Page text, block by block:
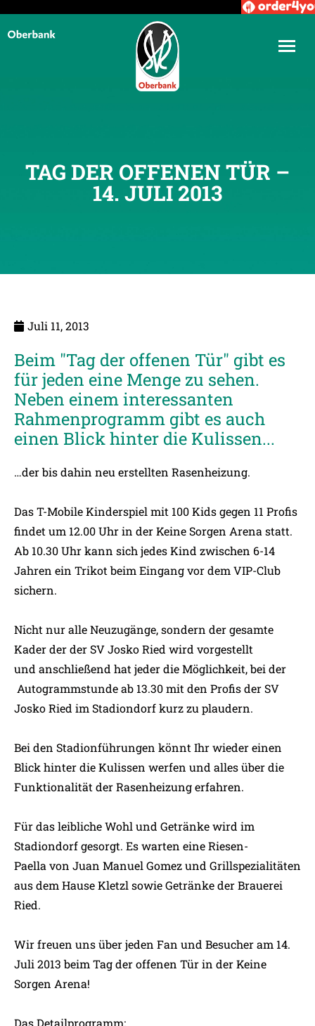
TAG DER OFFENEN TÜR –
14. JULI 2013
Juli 11, 2013
Beim "Tag der offenen Tür" gibt es
für jeden eine Menge zu sehen.
Neben einem interessanten
Rahmenprogramm gibt es auch
einen Blick hinter die Kulissen...
…der bis dahin neu erstellten Rasenheizung.
Das T-Mobile Kinderspiel mit 100 Kids gegen 11 Profis
findet um 12.00 Uhr in der Keine Sorgen Arena statt.
Ab 10.30 Uhr kann sich jedes Kind zwischen 6-14
Jahren ein Trikot beim Eingang vor dem VIP-Club
sichern.
Nicht nur alle Neuzugänge, sondern der gesamte
Kader der der SV Josko Ried wird vorgestellt
und anschließend hat jeder die Möglichkeit, bei der
Autogrammstunde ab 13.30 mit den Profis der SV
Josko Ried im Stadiondorf kurz zu plaudern.
Bei den Stadionführungen könnt Ihr wieder einen
Blick hinter die Kulissen werfen und alles über die
Funktionalität der Rasenheizung erfahren.
Für das leibliche Wohl und Getränke wird im
Stadiondorf gesorgt. Es warten eine Riesen-
Paella von Juan Manuel Gomez und Grillspezialitäten
aus dem Hause Kletzl sowie Getränke der Brauerei
Ried.
Wir freuen uns über jeden Fan und Besucher am 14.
Juli 2013 beim Tag der offenen Tür in der Keine
Sorgen Arena!
Das Detailprogramm: